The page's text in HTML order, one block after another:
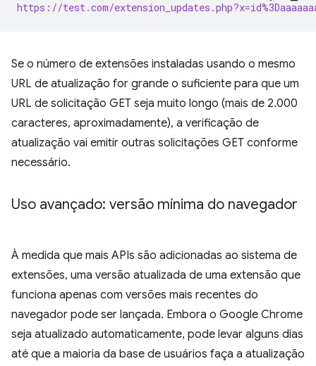
https://test.com/
Se o número de extensões instaladas usando o mesmo
URL de atualização for grande o suficiente para que um
URL de solicitação GET seja muito longo (mais de 2.000
caracteres, aproximadamente), a verificação de
atualização vai emitir outras solicitações GET conforme
necessário.
Uso avançado: versão mínima do navegador
À medida que mais APIs são adicionadas ao sistema de
extensões, uma versão atualizada de uma extensão que
funciona apenas com versões mais recentes do
navegador pode ser lançada. Embora o Google Chrome
seja atualizado automaticamente, pode levar alguns dias
até que a maioria da base de usuários faça a atualização